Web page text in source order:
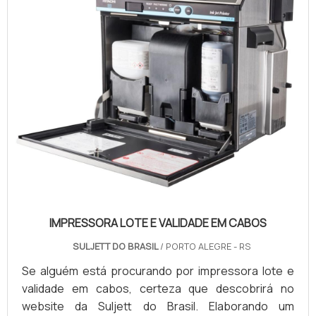
IMPRESSORA LOTE E VALIDADE EM CABOS
SULJETT DO BRASIL/ PORTO ALEGRE - RS
Se alguém está procurando por impressora lote e
validade em cabos, certeza que descobrirá no
website da Suljett do Brasil. Elaborando um